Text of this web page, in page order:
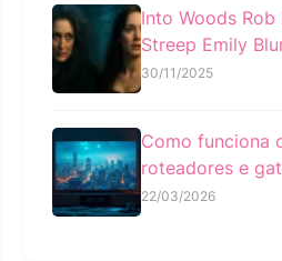
Into Woods
Streep Emily
30/11/2025
Como funciona
roteadores e
22/03/2026